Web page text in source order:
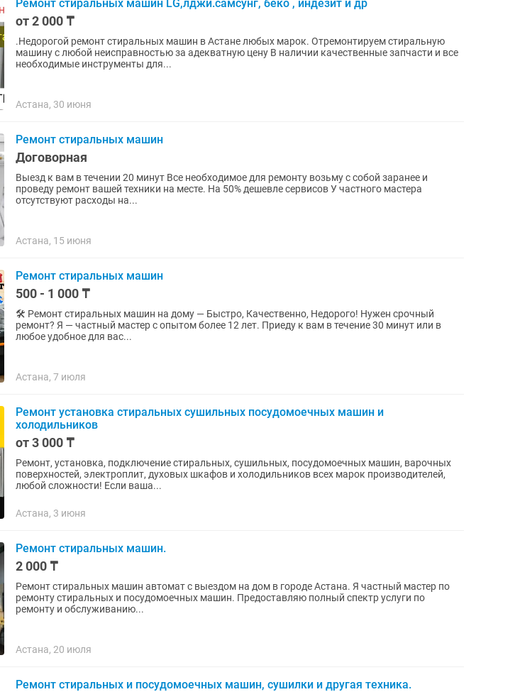
Ремонт стиральных машин LG,лджи.самсунг, беко , индезит и др
от 2 000 ₸
.Недорогой ремонт стиральных машин в Астане любых марок. Отремонтируем стиральную
машину с любой неисправностью за адекватную цену В наличии качественные запчасти и все
необходимые инструменты для...
Астана, 30 июня
Ремонт стиральных машин
Договорная
Выезд к вам в течении 20 минут Все необходимое для ремонту возьму с собой заранее и
проведу ремонт вашей техники на месте. На 50% дешевле сервисов У частного мастера
отсутствуют расходы на...
Астана, 15 июня
Ремонт стиральных машин
500 - 1 000 ₸
🛠 Ремонт стиральных машин на дому — Быстро, Качественно, Недорого! Нужен срочный
ремонт? Я — частный мастер с опытом более 12 лет. Приеду к вам в течение 30 минут или в
любое удобное для вас...
Астана, 7 июля
Ремонт установка стиральных сушильных посудомоечных машин и
холодильников
от 3 000 ₸
Ремонт, установка, подключение стиральных, сушильных, посудомоечных машин, варочных
поверхностей, электроплит, духовых шкафов и холодильников всех марок производителей,
любой сложности! Если ваша...
Астана, 3 июня
Ремонт стиральных машин.
2 000 ₸
Ремонт стиральных машин автомат с выездом на дом в городе Астана. Я частный мастер по
ремонту стиральных и посудомоечных машин. Предоставляю полный спектр услуги по
ремонту и обслуживанию...
Астана, 20 июля
Ремонт стиральных и посудомоечных машин, сушилки и другая техника.